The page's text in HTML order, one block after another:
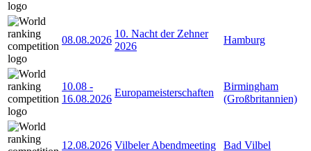
08.08.2026
10. Nacht der Zehner
2026
Hamburg
10.08 -
16.08.2026
Europameisterschaften
Birmingham
(Großbritannien)
12.08.2026 Vilbeler Abendmeeting Bad Vilbel